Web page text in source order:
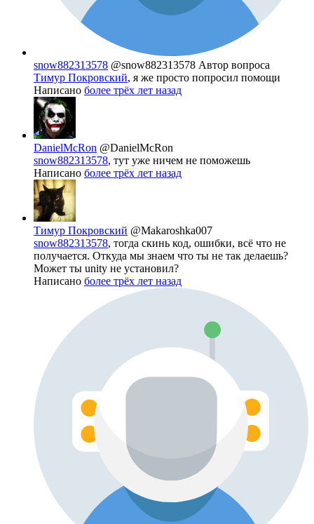
snow882313578 @snow882313578 Автор вопроса
Тимур Покровский, я же просто попросил помощи
Написано более трёх лет назад
DanielMcRon @DanielMcRon
snow882313578, тут уже ничем не поможешь
Написано более трёх лет назад
Тимур Покровский @Makaroshka007
snow882313578, тогда скинь код, ошибки, всё что не
получается. Откуда мы знаем что ты не так делаешь?
Может ты unity не установил?
Написано более трёх лет назад